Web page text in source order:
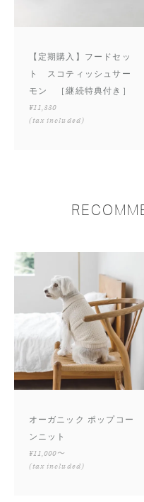
【定期購入】フードセッ
ト スコティッシュサー
モン ［継続特典付き］
¥11,330
(tax included)
オーガニック ポップコー
ンニット
¥11,000〜
(tax included)